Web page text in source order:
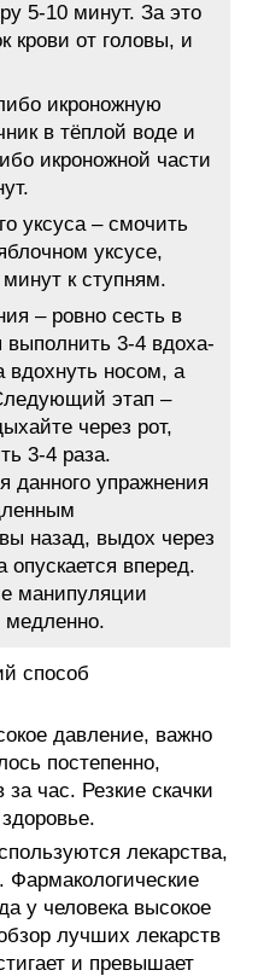
5-10 минут. За это
крови от головы, и
икроножную
в тёплой воде и
икроножной части
уксуса – смочить
уксусе,
к ступням.
– ровно сесть в
выполнить 3-4 вдоха-
вдохнуть носом, а
этап –
через рот,
3-4 раза.
данного упражнения
назад, выдох через
опускается вперед.
манипуляции
медленно.
способ
давление, важно
постепенно,
час. Резкие скачки
лекарства,
Фармакологические
у человека высокое
лучших лекарств
и превышает